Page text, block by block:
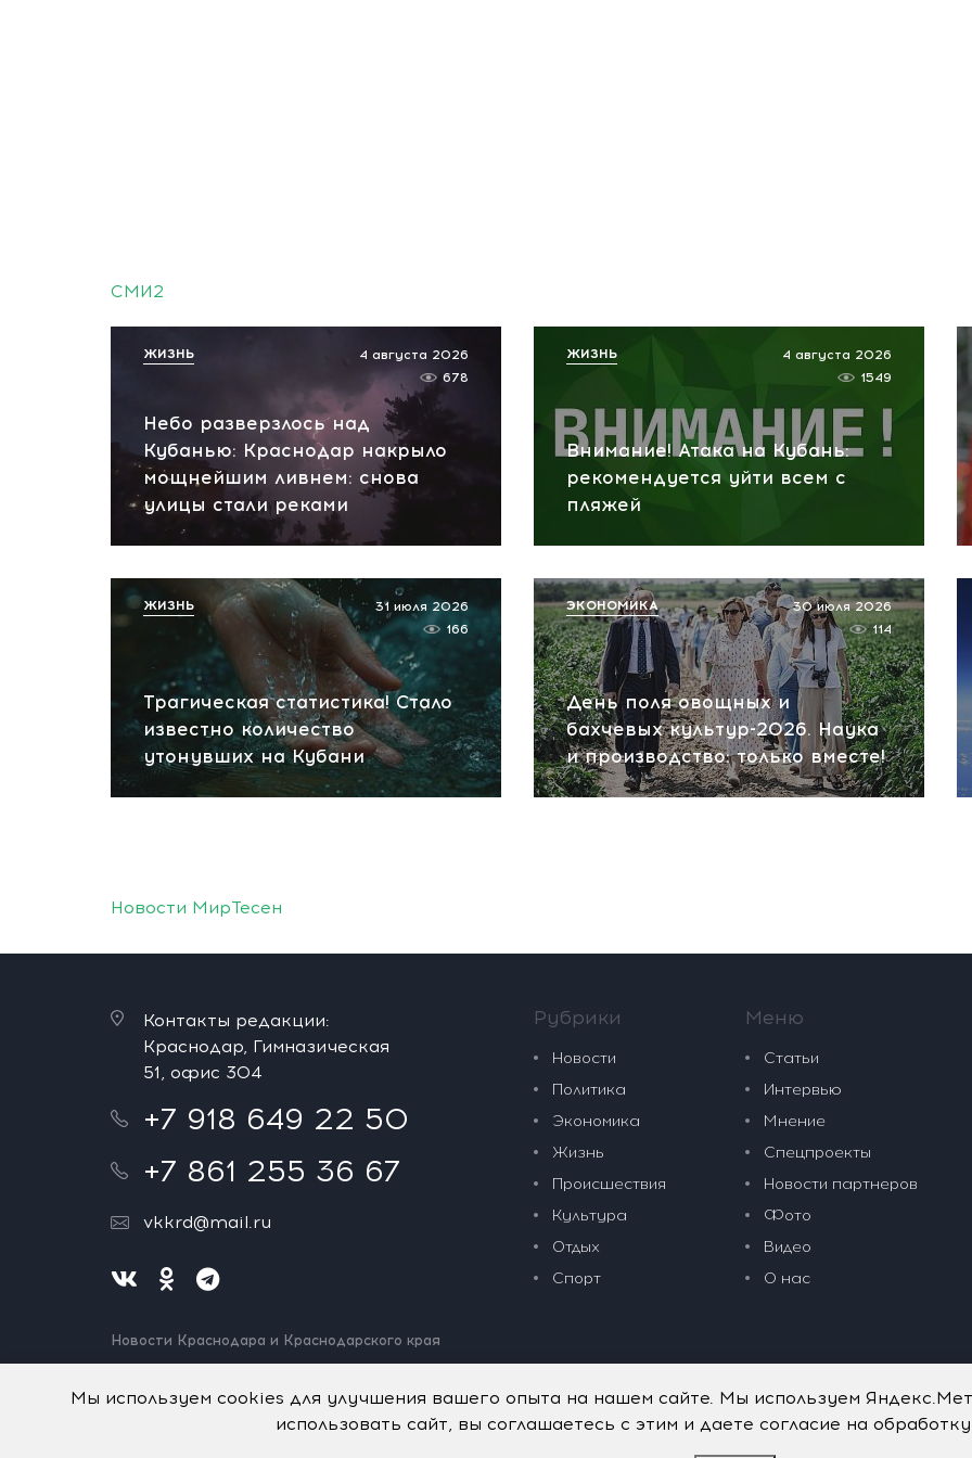
СМИ2
Небо разверзлось над
Кубанью: Краснодар накрыло
мощнейшим ливнем: снова
улицы стали реками
4 августа 2026
678
ЖИЗНЬ
Внимание! Атака на Кубань:
рекомендуется уйти всем с
пляжей
4 августа 2026
1549
ЖИЗНЬ
Трагическая статистика! Стало
известно количество
утонувших на Кубани
31 июля 2026
166
ЖИЗНЬ
День поля овощных и
бахчевых культур-2026. Наука
и производство: только вместе!
30 июля 2026
114
ЭКОНОМИКА
Новости МирТесен
Контакты редакции:
Краснодар, Гимназическая
51, офис 304
+7 918 649 22 50
+7 861 255 36 67
vkkrd@mail.ru
Новости Краснодара и Краснодарского края
Нашли ошибку? Выделите и нажмите Ctrl+Enter.
Рубрики
Новости
Политика
Экономика
Жизнь
Происшествия
Культура
Отдых
Спорт
Меню
Статьи
Интервью
Мнение
Спецпроекты
Новости партнеров
Фото
Видео
О нас
Мы используем cookies для улучшения вашего опыта на нашем сайте. Мы используем
использовать сайт, вы соглашаетесь с этим и даете согласие на